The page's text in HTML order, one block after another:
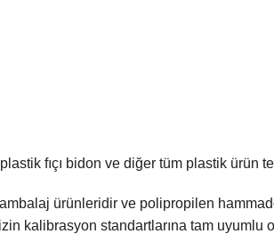
fıçı bidon ve diğer tüm plastik ürün
ambalaj ürünleridir ve polipropilen
kalibrasyon standartlarına tam